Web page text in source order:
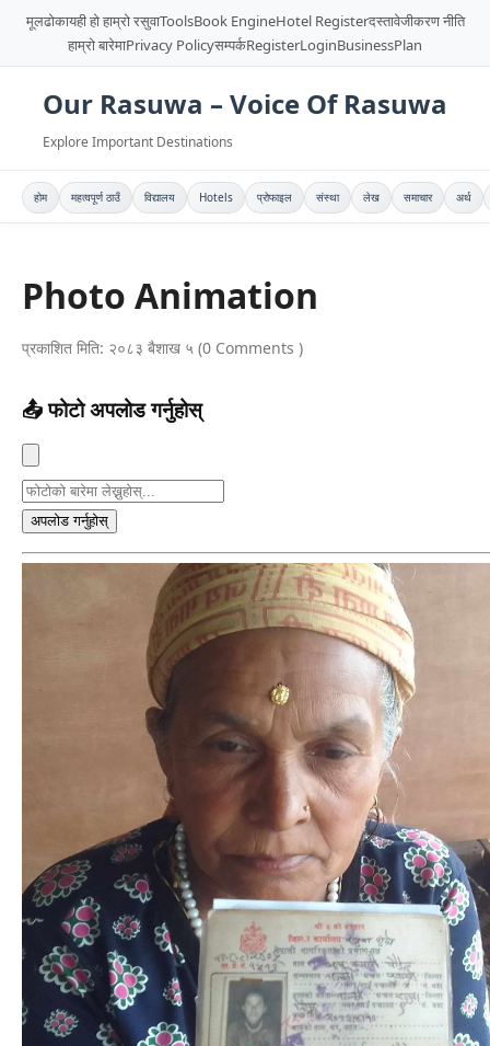
मूलढोकायही हो हाम्रो रसुवाToolsBook EngineHotel Registerदस्तावेजीकरण नीति
हाम्रो बारेमाPrivacy Policyसम्पर्कRegisterLoginBusinessPlan
Our Rasuwa – Voice Of Rasuwa
Explore Important Destinations
होम महत्वपूर्ण ठाउँ विद्यालय Hotels प्रोफाइल संस्था लेख समाचार अर्थ
Photo Animation
प्रकाशित मिति: २०८३ बैशाख ५ (0 Comments )
📤 फोटो अपलोड गर्नुहोस्
अपलोड गर्नुहोस्